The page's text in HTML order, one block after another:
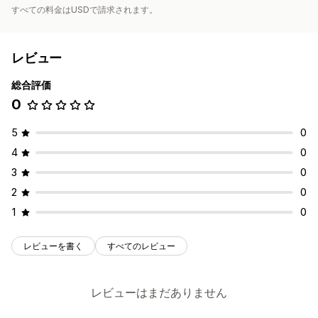
すべての料金はUSDで請求されます。
レビュー
総合評価
0
5
0
4
0
3
0
2
0
1
0
レビューを書く すべてのレビュー
レビューはまだありません